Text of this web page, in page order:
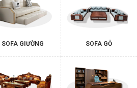
SOFA GIƯỜNG SOFA GỖ